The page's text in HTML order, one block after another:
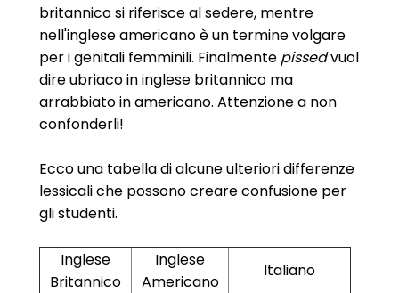
britannico si riferisce al sedere, mentre
nell'inglese americano è un termine volgare
per i genitali femminili. Finalmente pissedvuol
dire ubriaco in inglese britannico ma
arrabbiato in americano. Attenzione a non
confonderli!
Ecco una tabella di alcune ulteriori differenze
lessicali che possono creare confusione per
gli studenti.
Inglese
Britannico
Inglese
Americano
Italiano